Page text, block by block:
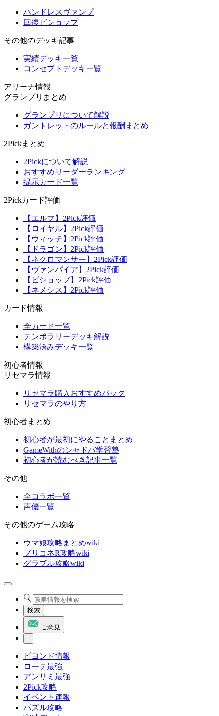
ハンドレスヴァンプ
回復ビショップ
その他のデッキ記事
実績デッキ一覧
コンセプトデッキ一覧
アリーナ情報
グランプリまとめ
グランプリについて解説
ガントレットのルールと報酬まとめ
2Pickまとめ
2Pickについて解説
おすすめリーダーランキング
提示カード一覧
2Pickカード評価
【エルフ】2Pick評価
【ロイヤル】2Pick評価
【ウィッチ】2Pick評価
【ドラゴン】2Pick評価
【ネクロマンサー】2Pick評価
【ヴァンパイア】2Pick評価
【ビショップ】2Pick評価
【ネメシス】2Pick評価
カード情報
全カード一覧
テンポラリーデッキ解説
構築済みデッキ一覧
初心者情報
リセマラ情報
リセマラ購入おすすめパック
リセマラのやり方
初心者まとめ
初心者が最初にやることまとめ
GameWithのシャドバ学習塾
初心者が読むべき記事一覧
その他
全コラボ一覧
声優一覧
その他のゲーム攻略
ウマ娘攻略まとめwiki
プリコネR攻略wiki
グラブル攻略wiki
検索
ご意見
ビヨンド情報
ローテ最強
アンリミ最強
2Pick攻略
イベント速報
パズル攻略